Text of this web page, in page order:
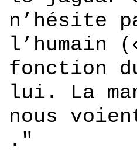
n’hésite
l’humain
fonction
lui. La
nous
."